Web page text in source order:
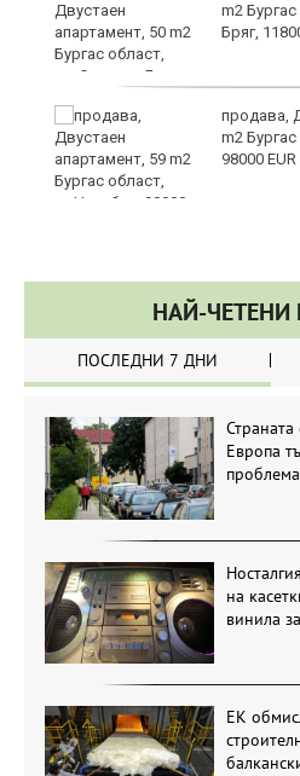
m2
Бряг,
продава,
m2
98000 EUR
НАЙ-
ПОСЛЕДНИ 7 ДНИ
Европа
на
винила
ЕК